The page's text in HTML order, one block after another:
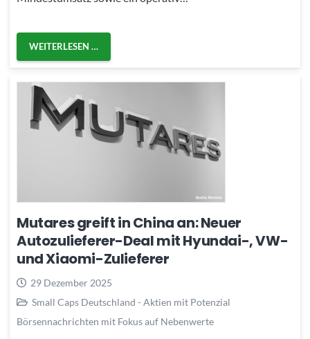
WEITERLESEN …
Mutares greift in China an: Neuer
Autozulieferer-Deal mit Hyundai-, VW-
und Xiaomi-Zulieferer
29 Dezember 2025
Small Caps Deutschland - Aktien mit Potenzial
Börsennachrichten mit Fokus auf Nebenwerte